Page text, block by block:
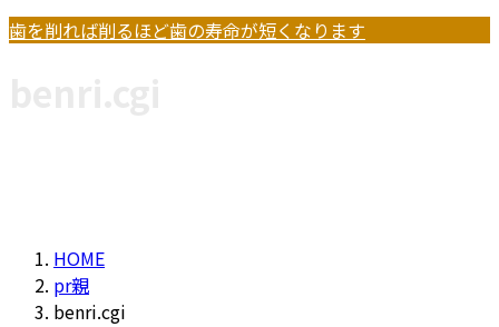
歯を削れば削るほど歯の寿命が短くなります
HOME
pr親
benri.cgi